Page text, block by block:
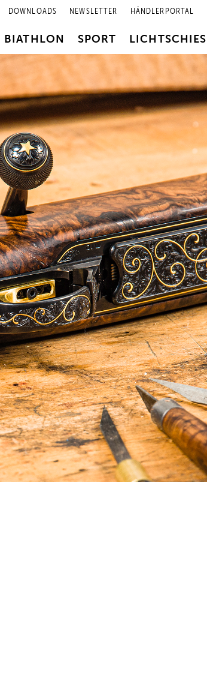
DOWNLOADS NEWSLETTER HÄNDLERPORTAL
BIATHLON SPORT